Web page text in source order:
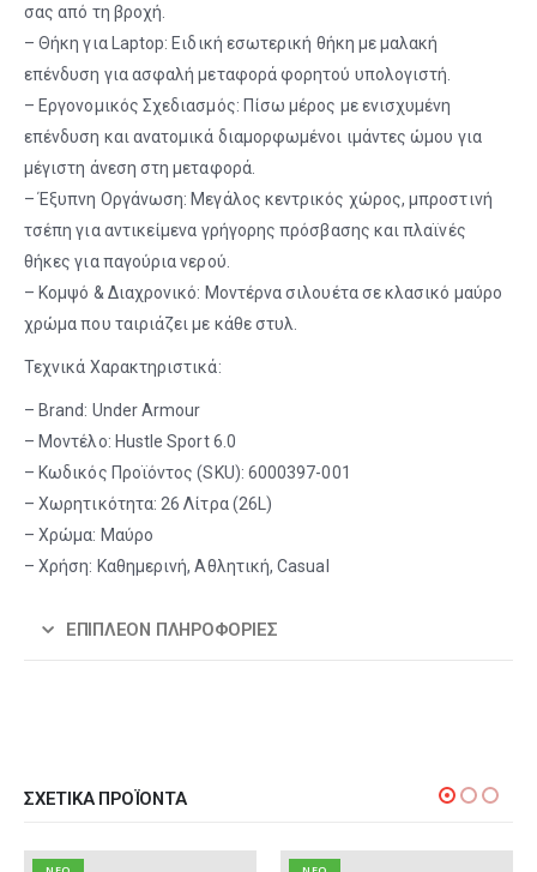
σας από τη βροχή.
– Θήκη για Laptop: Ειδική εσωτερική θήκη με μαλακή
επένδυση για ασφαλή μεταφορά φορητού υπολογιστή.
– Εργονομικός Σχεδιασμός: Πίσω μέρος με ενισχυμένη
επένδυση και ανατομικά διαμορφωμένοι ιμάντες ώμου για
μέγιστη άνεση στη μεταφορά.
– Έξυπνη Οργάνωση: Μεγάλος κεντρικός χώρος, μπροστινή
τσέπη για αντικείμενα γρήγορης πρόσβασης και πλαϊνές
θήκες για παγούρια νερού.
– Κομψό & Διαχρονικό: Μοντέρνα σιλουέτα σε κλασικό μαύρο
χρώμα που ταιριάζει με κάθε στυλ.
Τεχνικά Χαρακτηριστικά:
– Brand: Under Armour
– Μοντέλο: Hustle Sport 6.0
– Κωδικός Προϊόντος (SKU): 6000397-001
– Χωρητικότητα: 26 Λίτρα (26L)
– Χρώμα: Μαύρο
– Χρήση: Καθημερινή, Αθλητική, Casual
ΕΠΙΠΛΈΟΝ ΠΛΗΡΟΦΟΡΊΕΣ
ΣΧΕΤΙΚΆ ΠΡΟΪΌΝΤΑ